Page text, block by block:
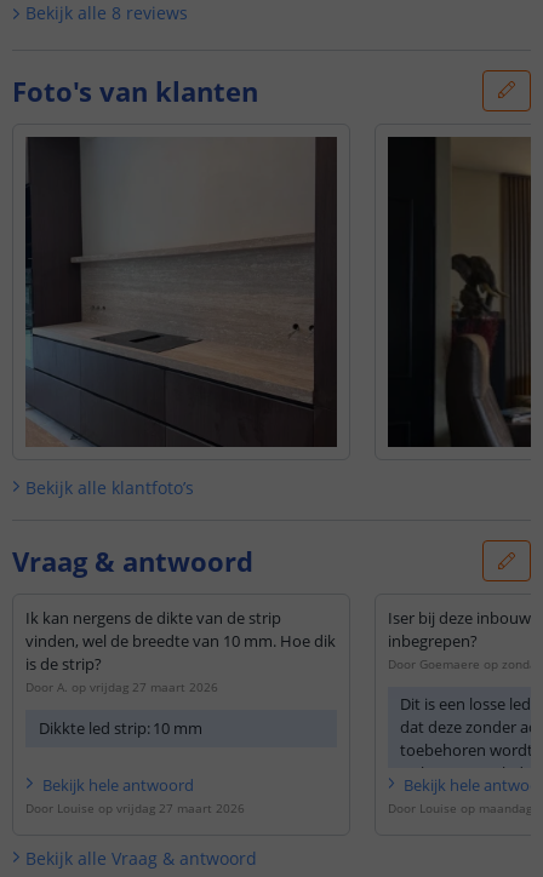
ontvangt het volgende, hier
Bekijk alle 8 reviews
Foto's van klanten
Bekijk alle klantfoto’s
Vraag & antwoord
Ik kan nergens de dikte van de strip
vinden, wel de breedte van 10 mm. Hoe dik
is de strip?
Door A. op vrijdag 27 maart 2026
Dikkte led strip: 10 mm
Bekijk hele antwoord
Door Louise op vrijdag 27 maart 2026
Iser bij deze inbouw
inbegrepen?
Door Goemaere op
Dit is een losse
dat deze zonder
toebehoren wordt
wel graag een
adapter wenst,
complete setaan
Bekijk hele
Door Louise op maandag
Bekijk alle Vraag & antwoord